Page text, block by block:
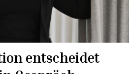
entscheidet